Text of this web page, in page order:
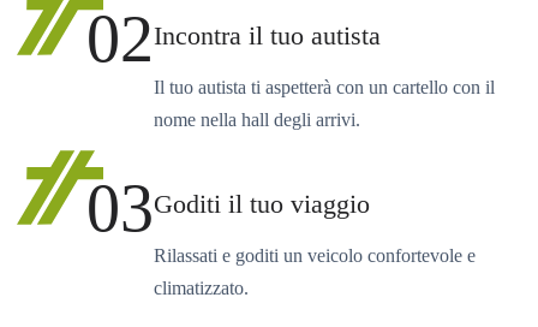
02Incontra il tuo autista
Il tuo autista ti aspetterà con un cartello con il
nome nella hall degli arrivi.
03Goditi il tuo viaggio
Rilassati e goditi un veicolo confortevole e
climatizzato.